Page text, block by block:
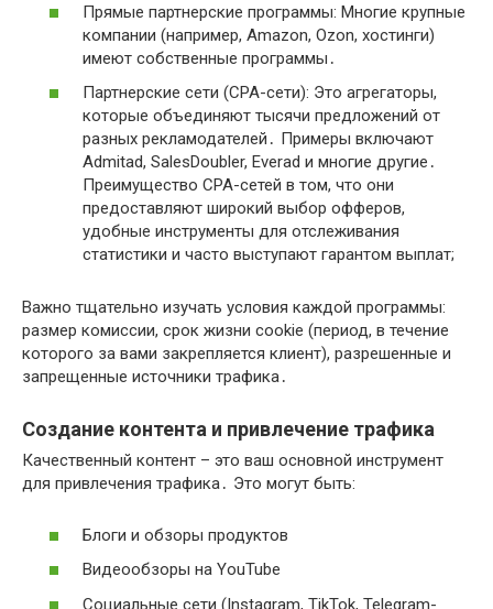
Прямые партнерские программы: Многие крупные
компании (например, Amazon, Ozon, хостинги)
имеют собственные программы․
Партнерские сети (CPA-сети): Это агрегаторы,
которые объединяют тысячи предложений от
разных рекламодателей․ Примеры включают
Admitad, SalesDoubler, Everad и многие другие․
Преимущество CPA-сетей в том, что они
предоставляют широкий выбор офферов,
удобные инструменты для отслеживания
статистики и часто выступают гарантом выплат;
Важно тщательно изучать условия каждой программы:
размер комиссии, срок жизни cookie (период, в течение
которого за вами закрепляется клиент), разрешенные и
запрещенные источники трафика․
Создание контента и привлечение трафика
Качественный контент – это ваш основной инструмент
для привлечения трафика․ Это могут быть:
Блоги и обзоры продуктов
Видеообзоры на YouTube
Социальные сети (Instagram, TikTok, Telegram-